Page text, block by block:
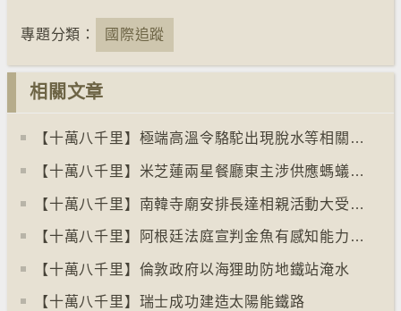
專題分類： 國際追蹤
相關文章
【十萬八千里】極端高溫令駱駝出現脫水等相關疾病
【十萬八千里】米芝蓮兩星餐廳東主涉供應螞蟻菜式 檢方求囚一年
【十萬八千里】南韓寺廟安排長達相親活動大受歡迎
【十萬八千里】阿根廷法庭宣判金魚有感知能力須從壽司店移走
【十萬八千里】倫敦政府以海狸助防地鐵站淹水
【十萬八千里】瑞士成功建造太陽能鐵路